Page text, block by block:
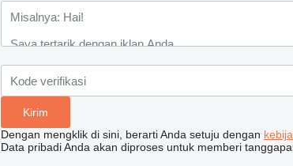
Dengan mengklik di sini, berarti Anda setuju dengan
Data pribadi Anda akan diproses untuk memberi